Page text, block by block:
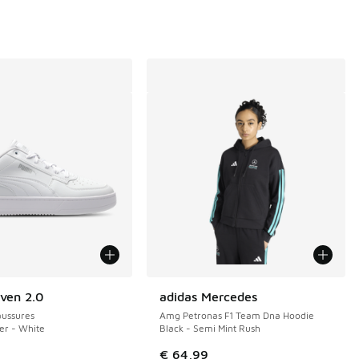
€ 129,99 à € 75,00
2.0
- White
adidas Mercedes
Amg Petronas F1 Team Dna Hoodie
Black - Semi Mint Rush
€ 64,99